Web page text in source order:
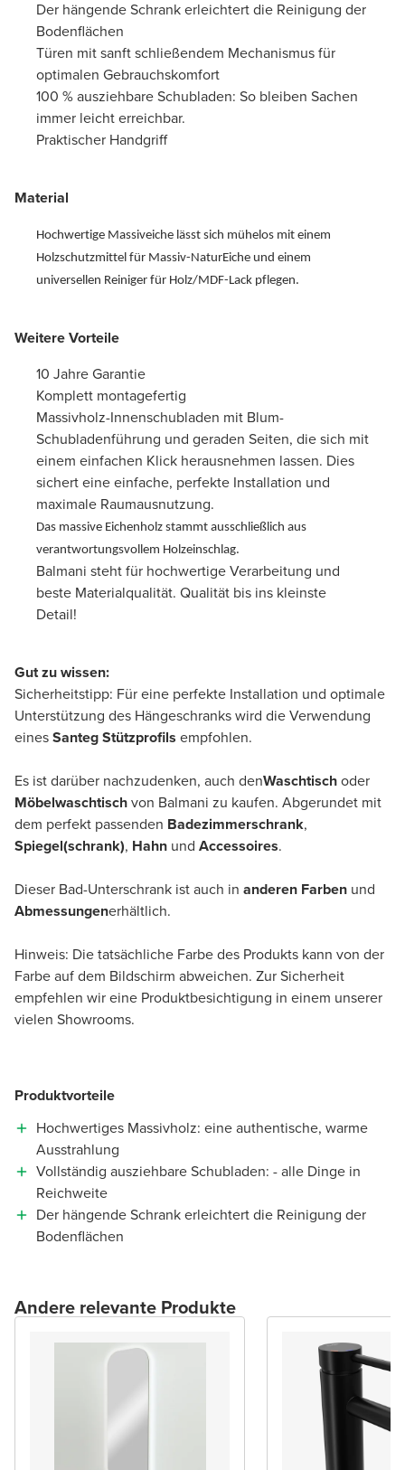
Der hängende Schrank erleichtert die Reinigung der
Bodenflächen
Türen mit sanft schließendem Mechanismus für
optimalen Gebrauchskomfort
100 % ausziehbare Schubladen: So bleiben Sachen
immer leicht erreichbar.
Praktischer Handgriff
Material
Hochwertige Massiveiche lässt sich mühelos mit einem
Holzschutzmittel für Massiv-NaturEiche und einem
universellen Reiniger für Holz/MDF-Lack pflegen.
Weitere Vorteile
10 Jahre Garantie
Komplett montagefertig
Massivholz-Innenschubladen mit Blum-
Schubladenführung und geraden Seiten, die sich mit
einem einfachen Klick herausnehmen lassen. Dies
sichert eine einfache, perfekte Installation und
maximale Raumausnutzung.
Das massive Eichenholz stammt ausschließlich aus
verantwortungsvollem Holzeinschlag.
Balmani steht für hochwertige Verarbeitung und
beste Materialqualität. Qualität bis ins kleinste
Detail!
Gut zu wissen:
Sicherheitstipp: Für eine perfekte Installation und optimale
Unterstützung des Hängeschranks wird die Verwendung
einesSanteg Stützprofils empfohlen.
Es ist darüber nachzudenken, auch denWaschtischoder
Möbelwaschtischvon Balmani zu kaufen. Abgerundet mit
dem perfekt passenden Badezimmerschrank,
Spiegel(schrank), Hahn und Accessoires.
Dieser Bad-Unterschrank ist auch in anderen Farben und
Abmessungenerhältlich.
Hinweis: Die tatsächliche Farbe des Produkts kann von der
Farbe auf dem Bildschirm abweichen. Zur Sicherheit
empfehlen wir eine Produktbesichtigung in einem unserer
vielen Showrooms.
Produktvorteile
Hochwertiges Massivholz: eine authentische, warme
Ausstrahlung
Vollständig ausziehbare Schubladen: - alle Dinge in
Reichweite
Der hängende Schrank erleichtert die Reinigung der
Bodenflächen
Andere relevante Produkte